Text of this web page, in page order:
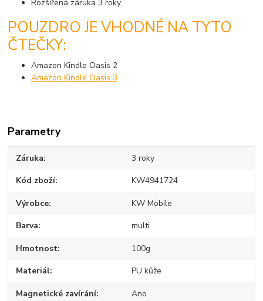
Rozšířená záruka 3 roky
POUZDRO JE VHODNÉ NA TYTO
ČTEČKY:
Amazon Kindle Oasis 2
Amazon Kindle Oasis 3
Parametry
Záruka 3 roky
Kód zboží KW4941724
Výrobce KW Mobile
Barva multi
Hmotnost 100g
Materiál PU kůže
Magnetické zavírání Ano